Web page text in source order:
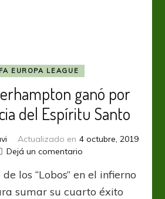
EUROPA LEAGUE
ganó por
del Espíritu Santo
Actualizado en 4 octubre, 2019
Dejá un comentarioen
Wolverhampton
ganó
los “Lobos” en el infierno
sumar su cuarto éxito